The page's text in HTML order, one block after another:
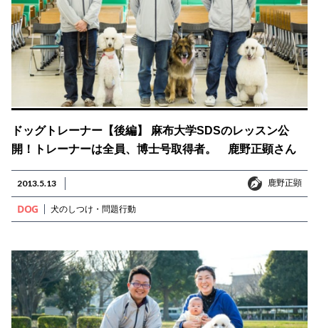
ドッグトレーナー【後編】 麻布大学SDSのレッスン公
開！トレーナーは全員、博士号取得者。 鹿野正顕さん
2013.5.13 鹿野正顕
鹿野正顕
DOG 犬のしつけ・問題行動